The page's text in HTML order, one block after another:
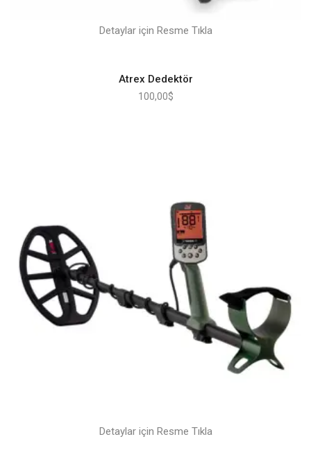
Detaylar için Resme Tıkla
Atrex Dedektör
100,00$
Detaylar için Resme Tıkla